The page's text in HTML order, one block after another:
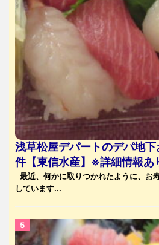
浅草松屋デパートのデパ地
件【東信水産】※詳細情報あ
最近、何かに取りつかれたように、お
しています...